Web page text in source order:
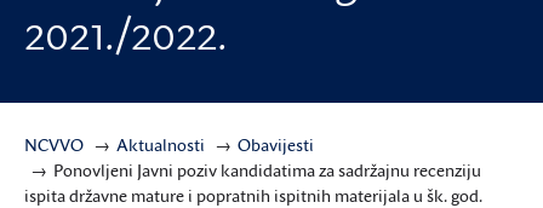
2021./2022.
NCVVO Aktualnosti
Obavijesti
Ponovljeni Javni poziv kandidatima za sadržajnu recenziju
ispita državne mature i popratnih ispitnih materijala u šk. god.